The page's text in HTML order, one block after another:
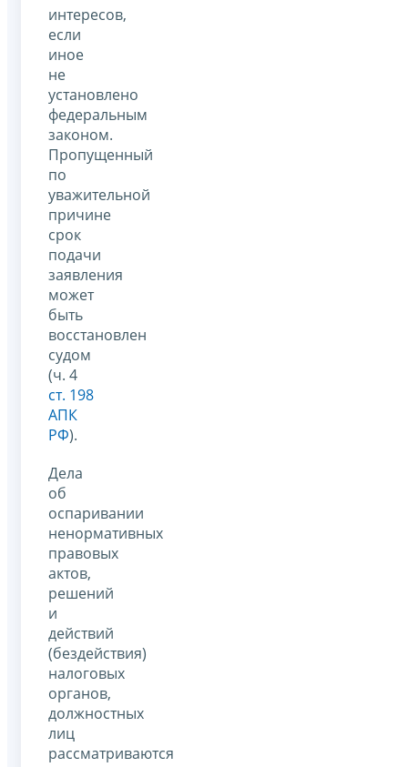
интересов,
если
иное
не
установлено
федеральным
законом.
Пропущенный
по
уважительной
причине
срок
подачи
заявления
может
быть
восстановлен
судом
(ч. 4
ст. 198
АПК
РФ).
Дела
об
оспаривании
ненормативных
правовых
актов,
решений
и
действий
(бездействия)
налоговых
органов,
должностных
лиц
рассматриваются